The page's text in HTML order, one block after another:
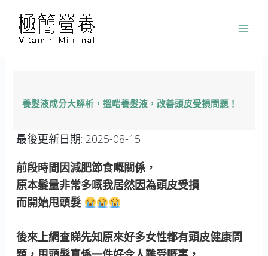
養髮液成分大解析，搵啱養髮液，改善頭皮受損問題！
最後更新日期: 2025-08-15
前段時間因減肥節食嘅關係，
原本髮量非常多嘅我居然因為頭皮受損
而開始甩頭髮
後來上網查睇先知原來好多女性都有頭皮健康問